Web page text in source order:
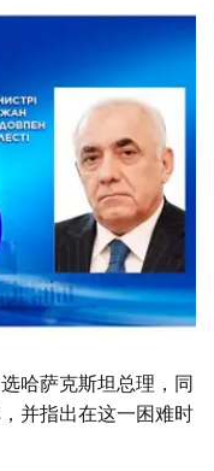
哈萨克斯坦总理，同
并指出在这一困难时